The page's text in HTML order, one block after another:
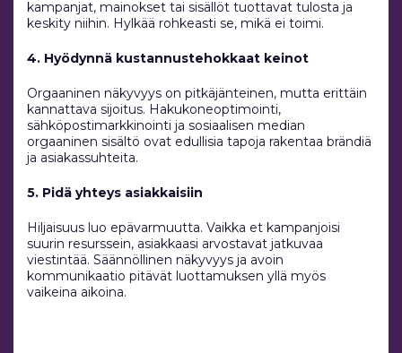
kampanjat, mainokset tai sisällöt tuottavat tulosta ja
keskity niihin. Hylkää rohkeasti se, mikä ei toimi.
4. Hyödynnä kustannustehokkaat keinot
Orgaaninen näkyvyys on pitkäjänteinen, mutta erittäin
kannattava sijoitus. Hakukoneoptimointi,
sähköpostimarkkinointi ja sosiaalisen median
orgaaninen sisältö ovat edullisia tapoja rakentaa brändiä
ja asiakassuhteita.
5. Pidä yhteys asiakkaisiin
Hiljaisuus luo epävarmuutta. Vaikka et kampanjoisi
suurin resurssein, asiakkaasi arvostavat jatkuvaa
viestintää. Säännöllinen näkyvyys ja avoin
kommunikaatio pitävät luottamuksen yllä myös
vaikeina aikoina.